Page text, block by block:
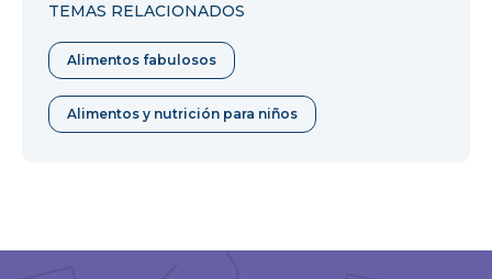
TEMAS RELACIONADOS
Alimentos fabulosos
Alimentos y nutrición para niños